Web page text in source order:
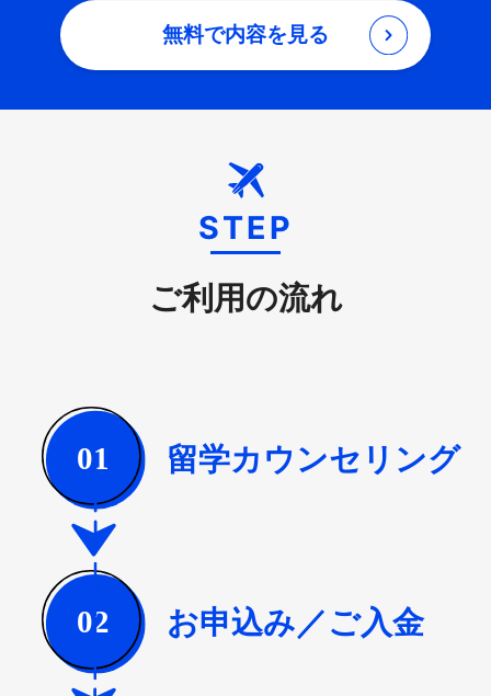
無料で内容を見る
STEP
ご利用の流れ
01 留学カウンセリング
02 お申込み／ご入金